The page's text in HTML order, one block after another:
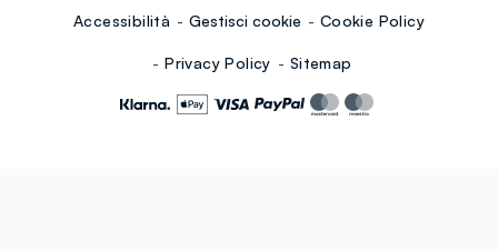
Accessibilità Gestisci cookie Cookie Policy
Privacy Policy Sitemap